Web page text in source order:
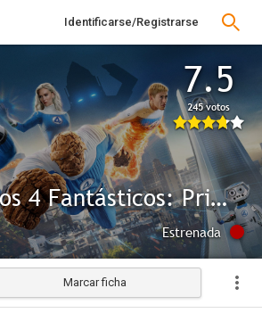
Identificarse/Registrarse
7.5
245 votos
Los 4 Fantásticos: Primeros pasos
Estrenada
Marcar ficha